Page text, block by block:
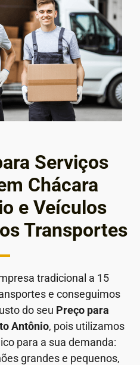
Serviços
Chácara
e Veículos
Transportes
tradicional a 15
e conseguimos
do seu Preço para
Antônio, pois utilizamos
para a sua demanda:
grandes e pequenos,